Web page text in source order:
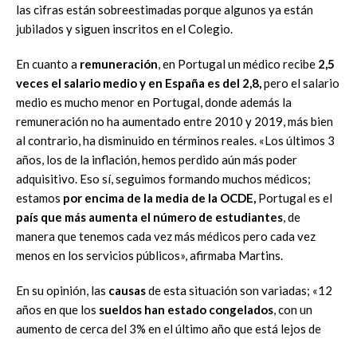
las cifras están sobreestimadas porque algunos ya están
jubilados y siguen inscritos en el Colegio.
En cuanto a remuneración, en Portugal un médico recibe 2,5
veces el salario medio y en España es del 2,8,pero el salario
medio es mucho menor en Portugal, donde además la
remuneración no ha aumentado entre 2010 y 2019, más bien
al contrario, ha disminuido en términos reales. «Los últimos 3
años, los de la inflación, hemos perdido aún más poder
adquisitivo. Eso sí, seguimos formando muchos médicos;
estamos por encima de la media de la OCDE, Portugal es el
país que más aumenta el número de estudiantes, de
manera que tenemos cada vez más médicos pero cada vez
menos en los servicios públicos», afirmaba Martins.
En su opinión, las causasde esta situación son variadas; «12
años en que los sueldos han estado congelados, con un
aumento de cerca del 3% en el último año que está lejos de